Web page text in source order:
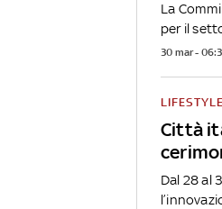
La
per il
30 mar -
Città
LIFESTYLE
Dal 28 al